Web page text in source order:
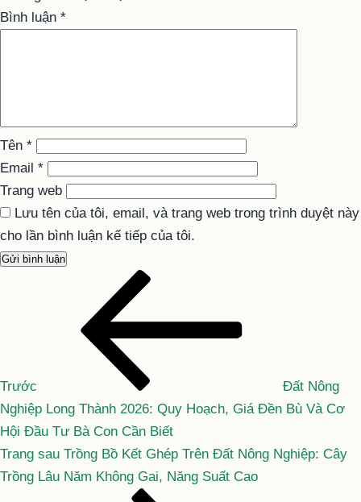
Bình luận *
Tên *
Email *
Trang web
Lưu tên của tôi, email, và trang web trong trình duyệt này
cho lần bình luận kế tiếp của tôi.
viết
Trước
Đất Nông
Nghiệp Long Thành 2026: Quy Hoạch, Giá Đền Bù Và Cơ
Hội Đầu Tư Bà Con Cần Biết
Bài
tiếp
Trang sau Trồng Bồ Kết Ghép Trên Đất Nông Nghiệp: Cây
Trồng Lâu Năm Không Gai, Năng Suất Cao